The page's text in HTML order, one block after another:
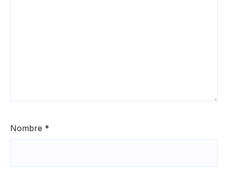
Nombre *